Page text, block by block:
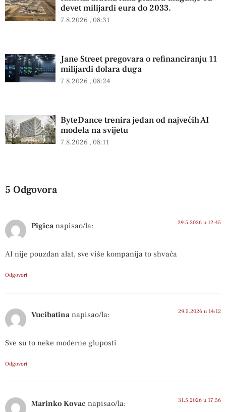
devet milijardi eura do 2033.
7.8.2026 08:31
Jane Street pregovara o refinanciranju 11
milijardi dolara duga
7.8.2026 08:24
ByteDance trenira jedan od najvećih AI
modela na svijetu
7.8.2026 08:11
5 Odgovora
Pigica napisao/la: 29.5.2026 u 12:45
AI nije pouzdan alat, sve više kompanija to shvaća
Odgovori
Vucibatina napisao/la: 29.5.2026 u 14:12
Sve su to neke moderne gluposti
Odgovori
Marinko Kovac napisao/la: 31.5.2026 u 17:56